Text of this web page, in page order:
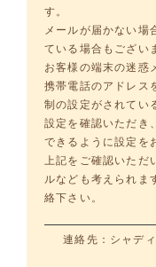
す。
メールが届かない場
ている場合もござい
お客様の端末の迷惑
携帯電話のアドレス
制の設定がされてい
設定を確認いただき
できるように設定を
上記をご確認いただ
ルなども考えられま
絡下さい。
連絡先：シャ